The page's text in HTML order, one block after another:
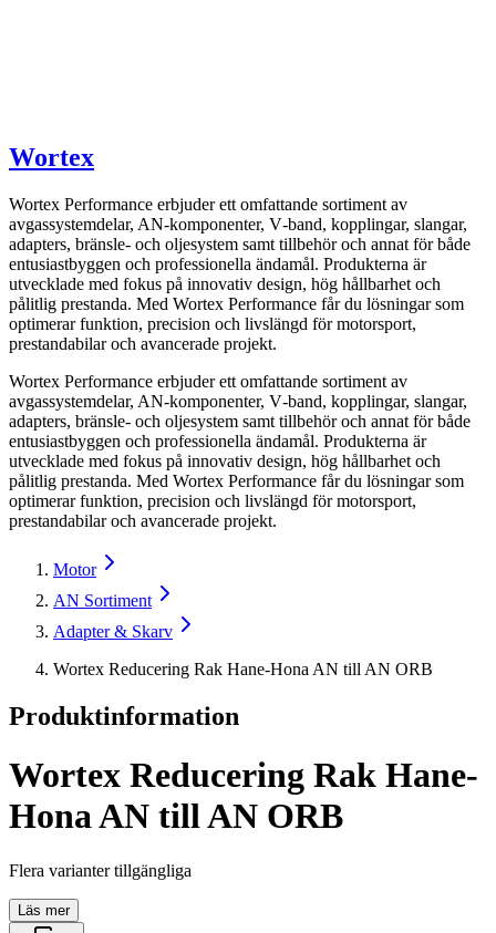
Wortex
Wortex Performance erbjuder ett omfattande sortiment av
avgassystemdelar, AN-komponenter, V‑band, kopplingar, slangar,
adapters, bränsle- och oljesystem samt tillbehör och annat för både
entusiastbyggen och professionella ändamål. Produkterna är
utvecklade med fokus på innovativ design, hög hållbarhet och
pålitlig prestanda. Med Wortex Performance får du lösningar som
optimerar funktion, precision och livslängd för motorsport,
prestandabilar och avancerade projekt.
Wortex Performance erbjuder ett omfattande sortiment av
avgassystemdelar, AN-komponenter, V‑band, kopplingar, slangar,
adapters, bränsle- och oljesystem samt tillbehör och annat för både
entusiastbyggen och professionella ändamål. Produkterna är
utvecklade med fokus på innovativ design, hög hållbarhet och
pålitlig prestanda. Med Wortex Performance får du lösningar som
optimerar funktion, precision och livslängd för motorsport,
prestandabilar och avancerade projekt.
Motor
AN Sortiment
Adapter & Skarv
Wortex Reducering Rak Hane-Hona AN till AN ORB
Produktinformation
Wortex Reducering Rak Hane-
Hona AN till AN ORB
Flera varianter tillgängliga
Läs mer